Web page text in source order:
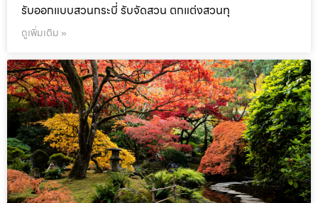
รับออกแบบสวนกระบี่ รับจัดสวน ตกแต่งสวนทุ
ดูเพิ่มเติม »